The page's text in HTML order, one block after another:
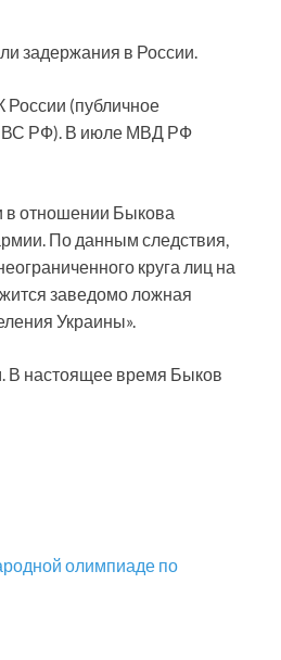
задержания в России.
России (публичное
ВС РФ). В июле МВД РФ
в отношении Быкова
По данным следствия,
круга лиц на
заведомо ложная
Украины».
В настоящее время Быков
олимпиаде по